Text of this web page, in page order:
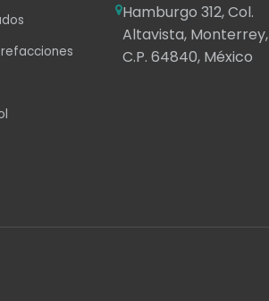
Hamburgo 312, Col. Altavista,
Monterrey, N.L., C.P. 64840, México